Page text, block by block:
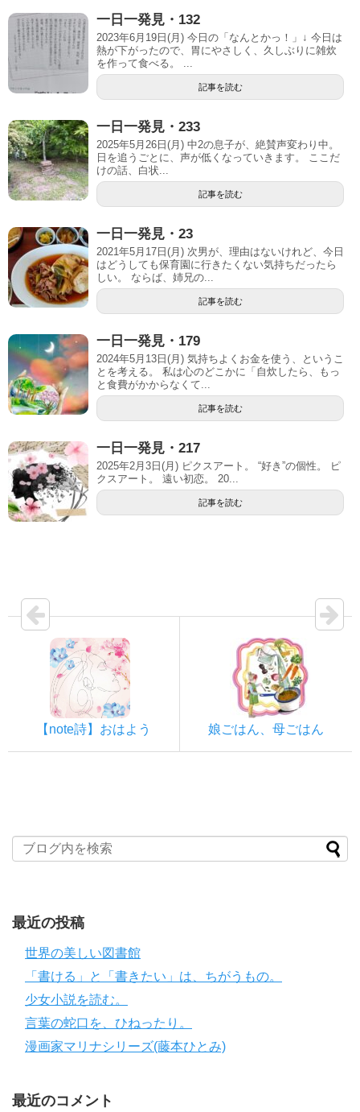
一日一発見・132
2023年6月19日(月) 今日の「なんとかっ！」↓ 今日は
熱が下がったので、胃にやさしく、久しぶりに雑炊
を作って食べる。 ...
記事を読む
一日一発見・233
2025年5月26日(月) 中2の息子が、絶賛声変わり中。
日を追うごとに、声が低くなっていきます。 ここだ
けの話、白状...
記事を読む
一日一発見・23
2021年5月17日(月) 次男が、理由はないけれど、今日
はどうしても保育園に行きたくない気持ちだったら
しい。 ならば、姉兄の...
記事を読む
一日一発見・179
2024年5月13日(月) 気持ちよくお金を使う、というこ
とを考える。 私は心のどこかに「自炊したら、もっ
と食費がかからなくて...
記事を読む
一日一発見・217
2025年2月3日(月) ピクスアート。 “好き”の個性。 ピ
クスアート。 遠い初恋。 20...
記事を読む
【note詩】おはよう 娘ごはん、母ごはん
最近の投稿
世界の美しい図書館
「書ける」と「書きたい」は、ちがうもの。
少女小説を読む。
言葉の蛇口を、ひねったり。
漫画家マリナシリーズ(藤本ひとみ)
最近のコメント